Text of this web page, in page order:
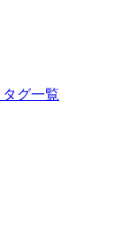
タグ一覧